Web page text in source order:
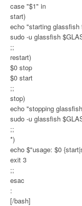
case "$1" in
start)
echo "starting glassfish
sudo -u glassfish
;;
restart)
$0 stop
$0 start
;;
stop)
echo "stopping
sudo -u glassfish
;;
*)
echo $"usage: $0
exit 3
;;
esac
:
[/bash]